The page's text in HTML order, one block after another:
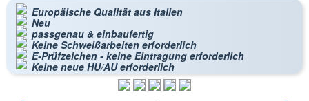
Europäische Qualität aus Italien
Neu
passgenau & einbaufertig
Keine Schweißarbeiten erforderlich
E-Prüfzeichen - keine Eintragung erforderlich
Keine neue HU/AU erforderlich